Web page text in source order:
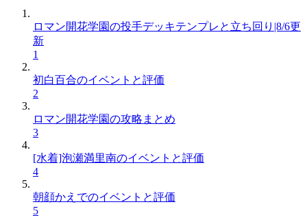
ロマン開花学園の投手デッキテンプレと立ち回り|8/6更
新
1
初白百合のイベントと評価
2
ロマン開花学園の攻略まとめ
3
[水着]泡瀬満里南のイベントと評価
4
朝顔かえでのイベントと評価
5